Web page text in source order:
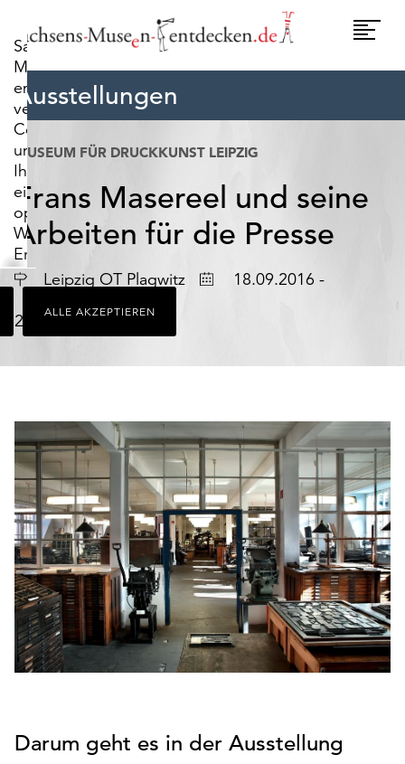
Sachsens-
Museen-
entdecken.de
verwendet
Cookies,
um
Ihnen
ein
optimales
Webseiten-
Erlebnis
zu
bieten.
Dazu
zählen
den
Betrieb
der
Seite
notwendig
sind
(funktionale
Cookies),
sowie
solche,
die
lediglich
zu
genutzt
werden.
ALLE AKZEPTIEREN
Ausstellungen
MUSEUM FÜR DRUCKKUNST LEIPZIG
Frans Masereel und seine
Arbeiten für die Presse
Ort Leipzig OT Plagwitz Datum18.09.2016 -
27.11.2016
Darum geht es in der Ausstellung